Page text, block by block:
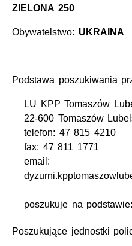
ZIELONA 250
Obywatelstwo: UKRAINA
Podstawa poszukiwania
LU KPP Tomaszów
22-600 Tomaszów
telefon: 47 815 4210
fax: 47 811 1771
email:
poszukuje na
Poszukujące jednostki